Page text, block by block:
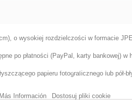
o wysokiej rozdzielczości w formacie
po płatności (PayPal, karty bankowej)
papieru fotograficznego lub pół-
witryna korzysta z w?asnych plików
ulepszenia naszych us?ug i pokazywa? Ci
Twoje nawyki nawigacja. Aby
Más Información
Dostosuj pliki cookie